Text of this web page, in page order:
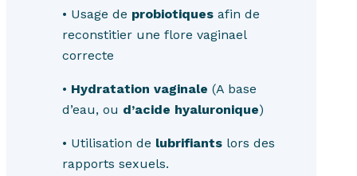
• Usage de probiotiques afin de
reconstitier une flore vaginael
correcte
• Hydratation vaginale (A base
d’eau, ou d’acide hyaluronique)
• Utilisation de lubrifiants lors des
rapports sexuels.